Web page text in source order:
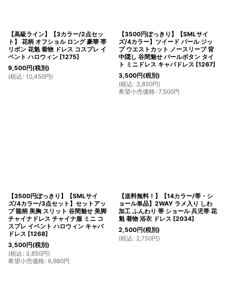
【高級ライン】【3カラー/2点セッ
ト】 花柄 オフショル ロング 豪華 帯
リボン 花魁 着物 ドレス コスプレ イ
ベント ハロウィン [1275]
9,500円(税別)
(税込 : 10,450円)
【3500円ぽっきり】【SMLサイ
ズ/4カラー】ツイード パール ジッ
プ ウエストカット ノースリーブ 背
中隠し 谷間魅せ パールボタン タイ
ト ミニドレス キャバドレス [1267]
3,500円(税別)
(税込 : 3,850円)
希望小売価格: 7,500円
【3500円ぽっきり】【SMLサイ
ズ/4カラー/3点セット】セットアッ
プ 龍柄 美胸 スリット 谷間魅せ 美脚
チャイナドレス チャイナ服 ミニ コ
スプレ イベント ハロウィン キャバ
ドレス [1268]
3,500円(税別)
(税込 : 3,850円)
希望小売価格: 6,980円
【送料無料！】【14カラー/帯・シ
ョール単品】2WAY ラメ入り しわ
加工 ふんわり 帯 ショール 兵児帯 花
魁 着物 浴衣 ドレス [2034]
2,500円(税別)
(税込 : 2,750円)